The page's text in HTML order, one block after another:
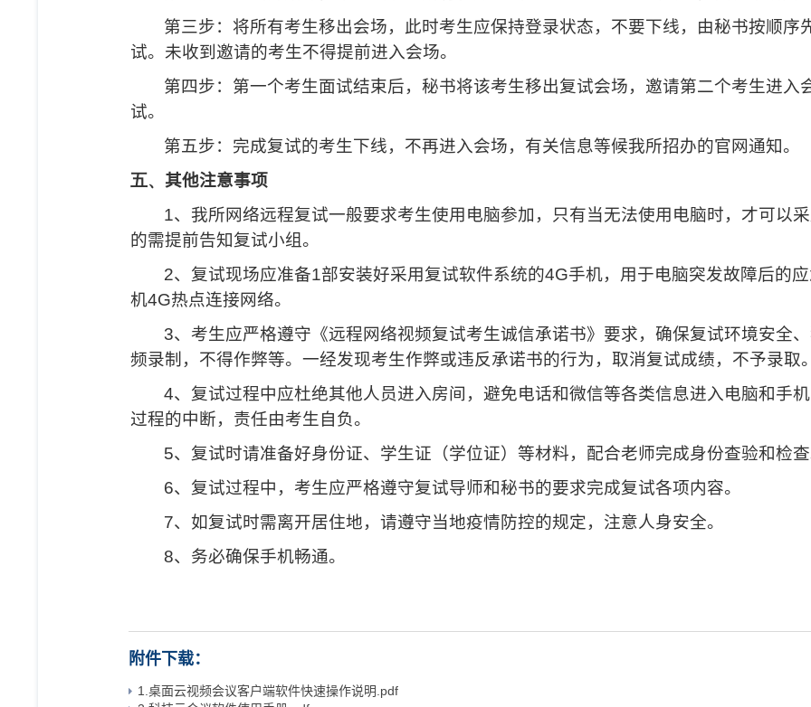
第三步：将所有考生移出会场，此时考生应保持登录状态，不要下线，由秘书按顺序
试。未收到邀请的考生不得提前进入会场。
第四步：第一个考生面试结束后，秘书将该考生移出复试会场，邀请第二个考生进入
试。
第五步：完成复试的考生下线，不再进入会场，有关信息等候我所招办的官网通知。
五、 其他注意事项
1、我所网络远程复试一般要求考生使用电脑参加，只有当无法使用电脑时，才可以
的需提前告知复试小组。
2、复试现场应准备1部安装好采用复试软件系统的4G手机，用于电脑突发故障后的
机4G热点连接网络。
3、考生应严格遵守《远程网络视频复试考生诚信承诺书》要求，确保复试环境安全
频录制，不得作弊等。一经发现考生作弊或违反承诺书的行为，取消复试成绩，不予录取。
4、复试过程中应杜绝其他人员进入房间，避免电话和微信等各类信息进入电脑和手
过程的中断，责任由考生自负。
5、复试时请准备好身份证、学生证（学位证）等材料，配合老师完成身份查验和检查
6、复试过程中，考生应严格遵守复试导师和秘书的要求完成复试各项内容。
7、如复试时需离开居住地，请遵守当地疫情防控的规定，注意人身安全。
8、务必确保手机畅通。
附件下载：
1.桌面云视频会议客户端软件快速操作说明.pdf